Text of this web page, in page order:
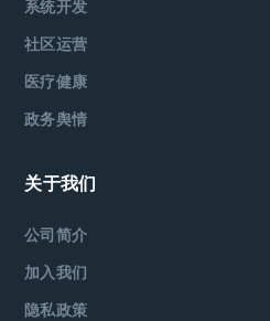
系统开发
社区运营
医疗健康
政务舆情
关于我们
公司简介
加入我们
隐私政策